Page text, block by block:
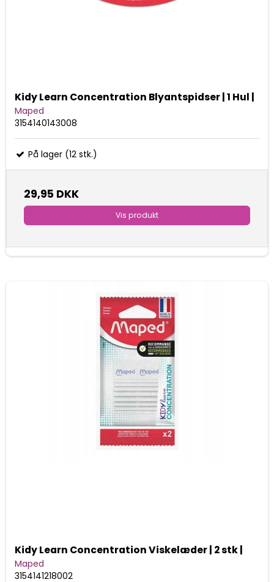
Kidy Learn Concentration Blyantspidser | 1 Hul |
Maped
3154140143008
På lager (12 stk.)
29,95 DKK
Vis produkt
Kidy Learn Concentration Viskelæder | 2 stk |
Maped
3154141218002